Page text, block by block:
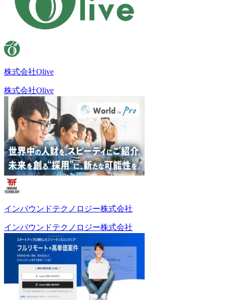
株式会社Olive
株式会社Olive
インバウンドテクノロジー株式会社
インバウンドテクノロジー株式会社